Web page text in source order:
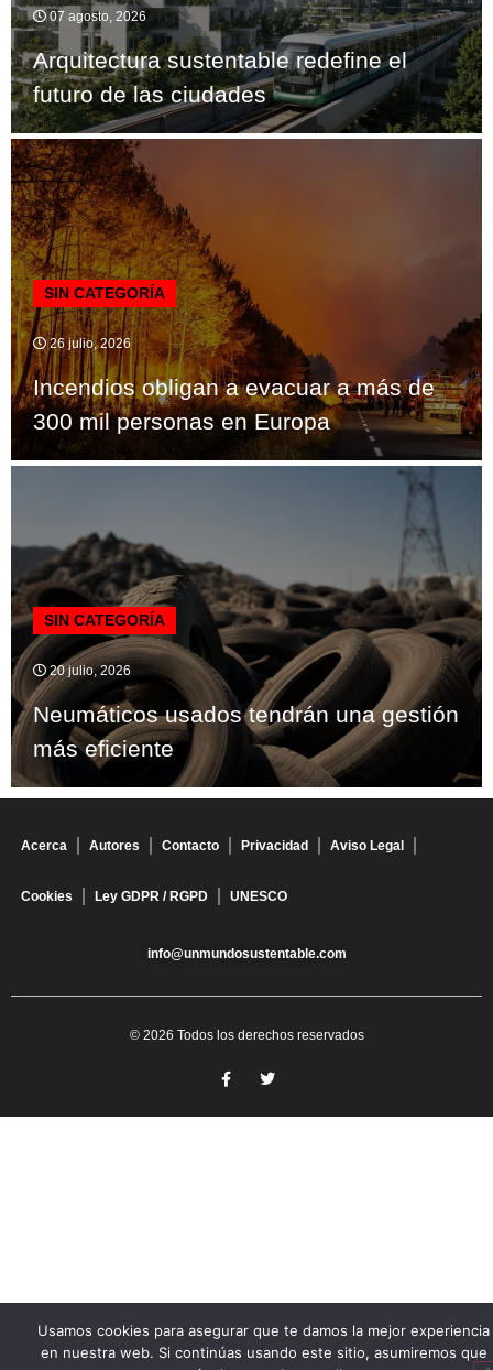
07 agosto, 2026
Arquitectura sustentable redefine el
futuro de las ciudades
SIN CATEGORÍA
26 julio, 2026
Incendios obligan a evacuar a más de
300 mil personas en Europa
SIN CATEGORÍA
20 julio, 2026
Neumáticos usados tendrán una gestión
más eficiente
Acerca Autores Contacto Privacidad Aviso Legal
Cookies Ley GDPR / RGPD UNESCO
info@unmundosustentable.com
© 2026 Todos los derechos reservados
Usamos cookies para asegurar que te damos la mejor experiencia
en nuestra web. Si continúas usando este sitio, asumiremos que